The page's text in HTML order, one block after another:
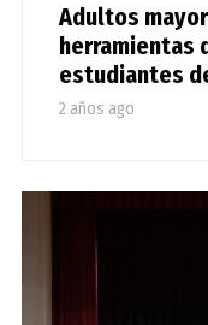
Adultos
herramientas
estudiantes
2 años ago